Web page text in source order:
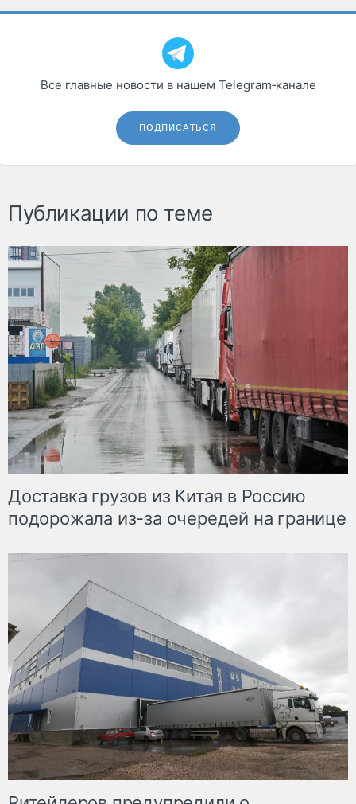
Все главные новости в нашем Telegram‑канале
ПОДПИСАТЬСЯ
Публикации по теме
Доставка грузов из Китая в Россию
подорожала из-за очередей на границе